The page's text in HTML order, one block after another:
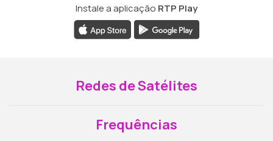
Instale a aplicação RTP Play
Redes de Satélites
Frequências